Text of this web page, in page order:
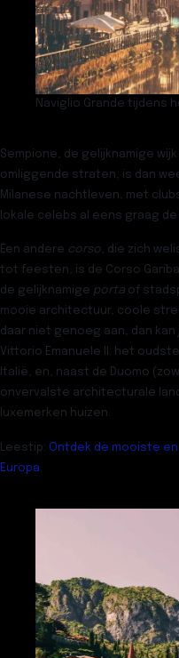
Naviglio Grande tijdens
Sempione, de gelijknamige
omliggende straten, is dan
Milanese nachtleven, met
lokale celebs al eens graag
Een andere corso, die zich
tot feesten, is de Corso
de gelijknamige porta of
mooie architectuur, coole
daar niet genoeg aan, dan
Vittorio Emanuele II: het
Italië, en, naast de Duomo
onvervalste architecturale
luxemerken huizen.
Leestip: Ontdek de mooiste
Europa